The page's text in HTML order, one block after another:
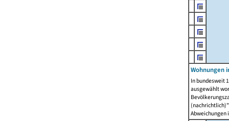
Wohnungen
In bundesweit
ausgewählt
Abweichungen